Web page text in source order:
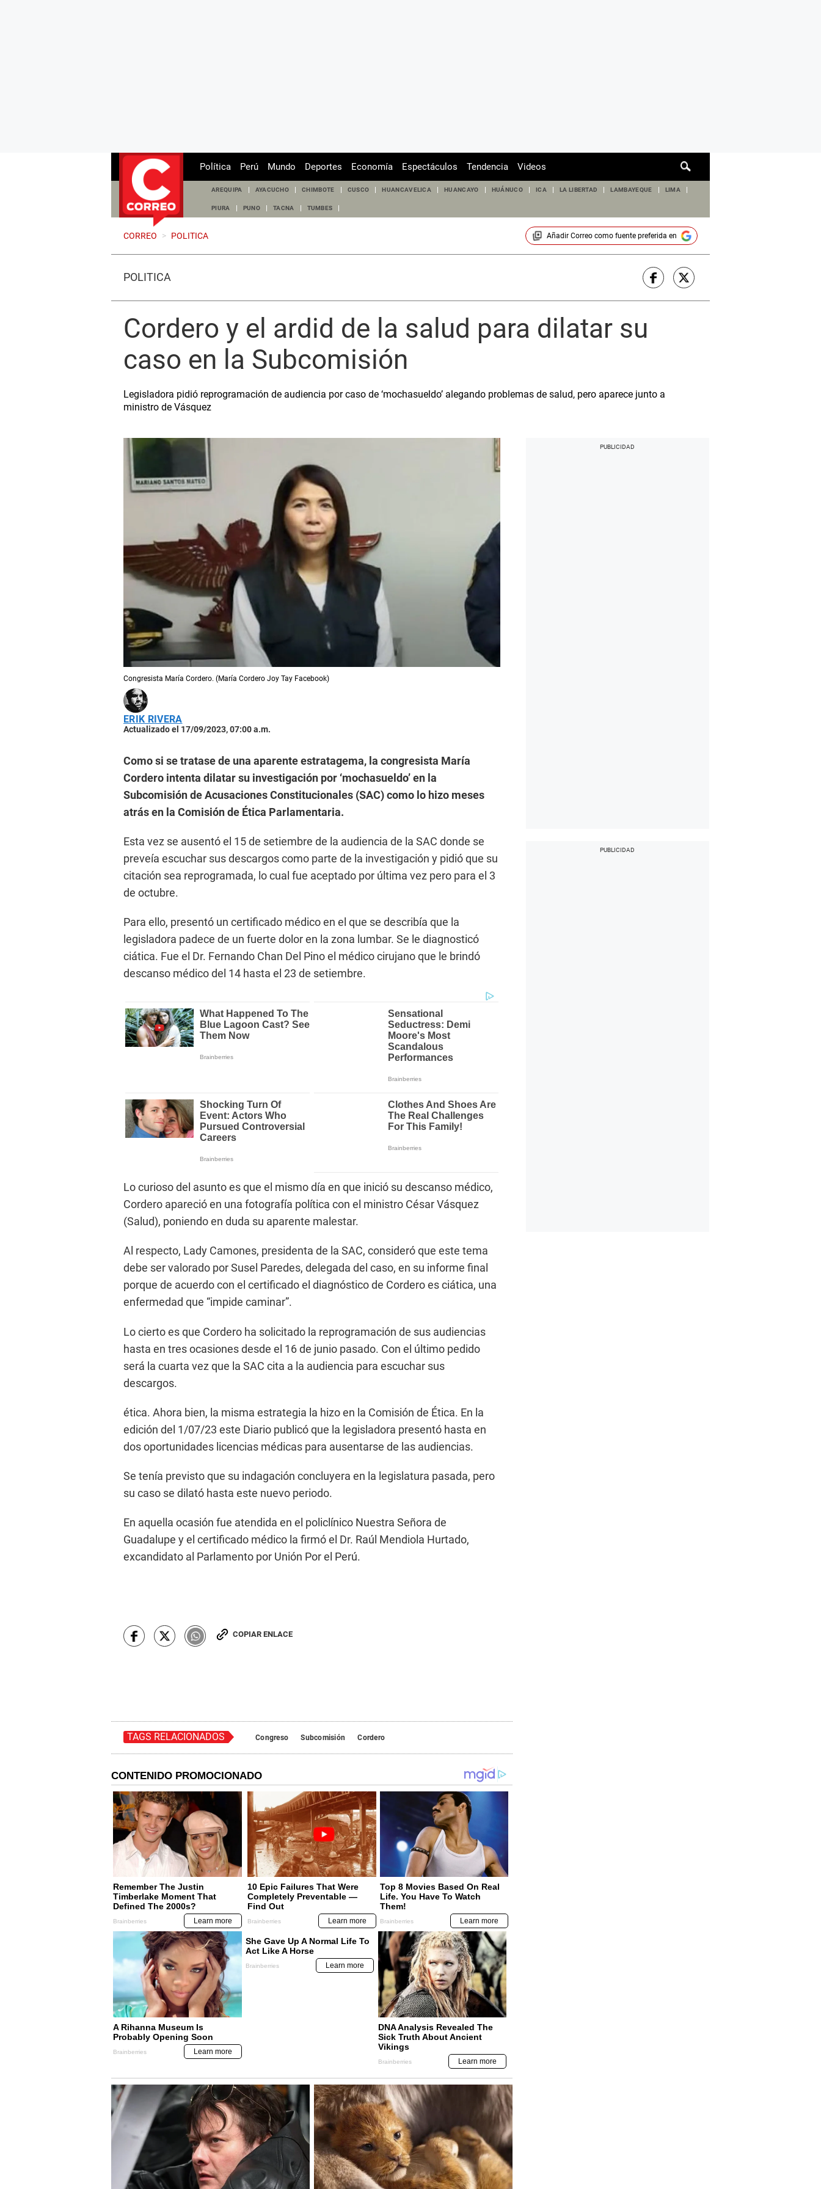
de
Política Perú Mundo Deportes Economía Espectáculos Tendencia Videos
AREQUIPA AYACUCHO CHIMBOTE CUSCO HUANCAVELICA HUANCAYO HUÁNUCO ICA LA LIBERTAD LAMBAYEQUE LIMA
PIURA PUNO TACNA TUMBES
CORREO > POLITICA Añadir Correocomo fuente preferida en
POLÍTICA
Cordero y el ardid de la salud para dilatar su
caso en la Subcomisión
Legisladora pidió reprogramación de audiencia por caso de ‘mochasueldo’ alegando problemas de salud, pero aparece junto a
ministro de Vásquez
Congresista María Cordero. (María Cordero Joy Tay Facebook)
ERIK RIVERA
Actualizado el 17/09/2023, 07:00 a.m.
Como si se tratase de una aparente estratagema, la congresista María
Cordero intenta dilatar su investigación por ‘mochasueldo’ en la
Subcomisión de Acusaciones Constitucionales (SAC) como lo hizo meses
atrás en la Comisión de Ética Parlamentaria.
Esta vez se ausentó el 15 de setiembre de la audiencia de la SAC donde se
preveía escuchar sus descargos como parte de la investigación y pidió que su
citación sea reprogramada, lo cual fue aceptado por última vez pero para el 3
de octubre.
Para ello, presentó un certificado médico en el que se describía que la
legisladora padece de un fuerte dolor en la zona lumbar. Se le diagnosticó
ciática. Fue el Dr. Fernando Chan Del Pino el médico cirujano que le brindó
descanso médico del 14 hasta el 23 de setiembre.
Lo curioso del asunto es que el mismo día en que inició su descanso médico,
Cordero apareció en una fotografía política con el ministro César Vásquez
(Salud), poniendo en duda su aparente malestar.
Al respecto, Lady Camones, presidenta de la SAC, consideró que este tema
debe ser valorado por Susel Paredes, delegada del caso, en su informe final
porque de acuerdo con el certificado el diagnóstico de Cordero es ciática, una
enfermedad que “impide caminar”.
Lo cierto es que Cordero ha solicitado la reprogramación de sus audiencias
hasta en tres ocasiones desde el 16 de junio pasado. Con el último pedido
será la cuarta vez que la SAC cita a la audiencia para escuchar sus
descargos.
ética. Ahora bien, la misma estrategia la hizo en la Comisión de Ética. En la
edición del 1/07/23 este Diario publicó que la legisladora presentó hasta en
dos oportunidades licencias médicas para ausentarse de las audiencias.
Se tenía previsto que su indagación concluyera en la legislatura pasada, pero
su caso se dilató hasta este nuevo periodo.
En aquella ocasión fue atendida en el policlínico Nuestra Señora de
Guadalupe y el certificado médico la firmó el Dr. Raúl Mendiola Hurtado,
excandidato al Parlamento por Unión Por el Perú.
COPIAR ENLACE
TAGS RELACIONADOS Congreso Subcomisión Cordero